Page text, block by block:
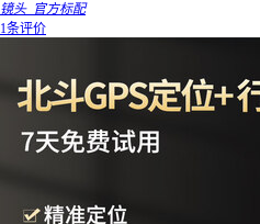
镜头_官方标配
1条评价